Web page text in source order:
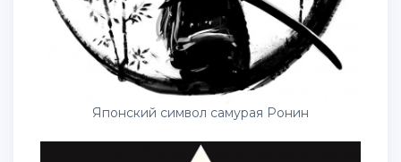
Японский символ самурая Ронин